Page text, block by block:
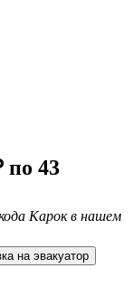
43
Карок в нашем
заявка на эвакуатор